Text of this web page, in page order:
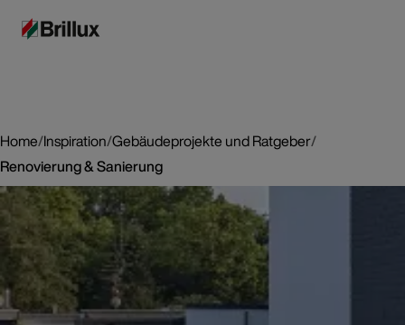
Home/Inspiration/Gebäudeprojekte und Ratgeber/
Renovierung & Sanierung